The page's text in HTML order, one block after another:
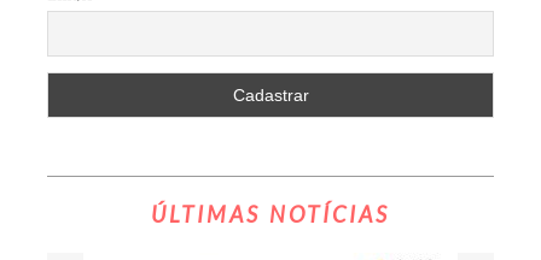
ÚLTIMAS NOTÍCIAS